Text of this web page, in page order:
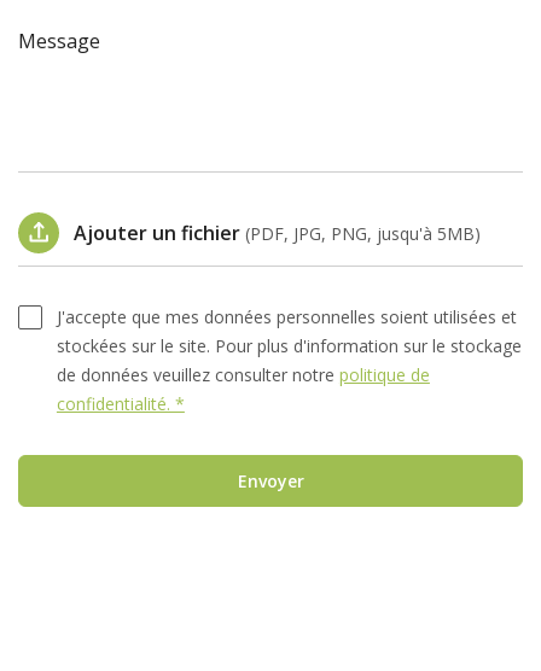
Message
Ajouter un fichier (PDF, JPG, PNG, jusqu'à 5MB)
J'accepte que mes données personnelles soient utilisées et
stockées sur le site. Pour plus d'information sur le stockage
de données veuillez consulter notre politique de
confidentialité. *
Envoyer